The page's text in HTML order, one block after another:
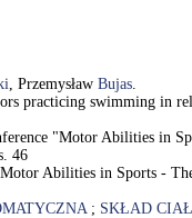
, Przemysław Bujas.
practicing swimming in
"Motor Abilities in
46
Abilities in Sports -
; SKŁAD